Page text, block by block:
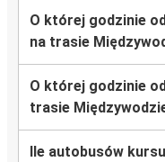
O której godzinie
na trasie
O której godzinie
trasie
Ile autobusów